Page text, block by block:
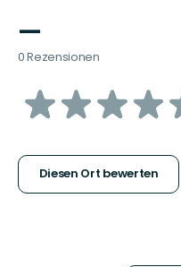
—
0 Rezensionen
von
Sternen
Diesen Ort bewerten